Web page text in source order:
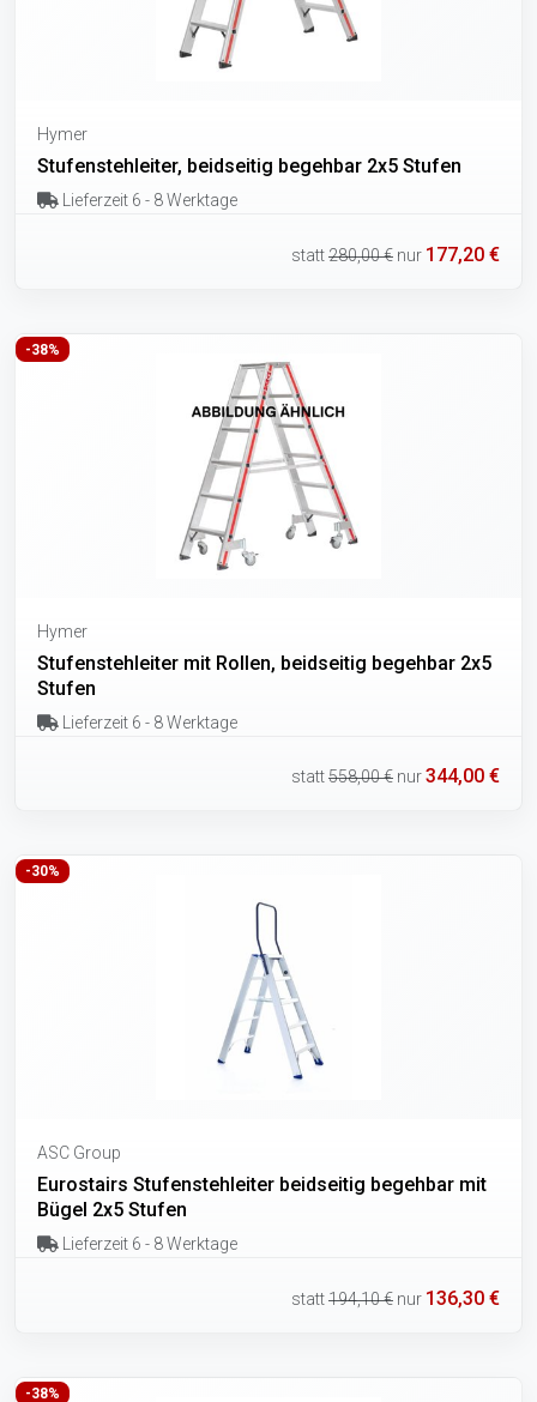
Hymer
Stufenstehleiter, beidseitig begehbar 2x5 Stufen
Lieferzeit 6 - 8 Werktage
statt280,00 € nur 177,20 €
-38%
Hymer
Stufenstehleiter mit Rollen, beidseitig begehbar 2x5
Stufen
Lieferzeit 6 - 8 Werktage
statt558,00 € nur344,00 €
-30%
ASC Group
Eurostairs Stufenstehleiter beidseitig begehbar mit
Bügel 2x5 Stufen
Lieferzeit 6 - 8 Werktage
statt194,10 € nur 136,30 €
-38%